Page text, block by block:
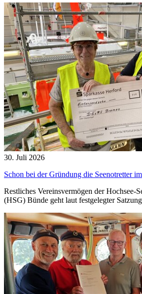
30. Juli 2026
Schon bei der Gründung die Seenotretter
Restliches Vereinsvermögen der Hochsee-
(HSG) Bünde geht laut festgelegter